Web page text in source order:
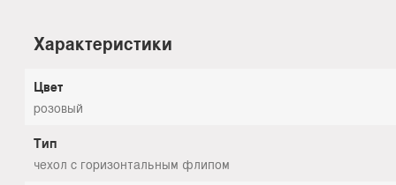
Характеристики
Цвет
розовый
Тип
чехол с горизонтальным флипом